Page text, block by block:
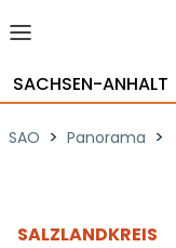
SACHSEN-ANHALT
SAO > Panorama >
SALZLANDKREIS